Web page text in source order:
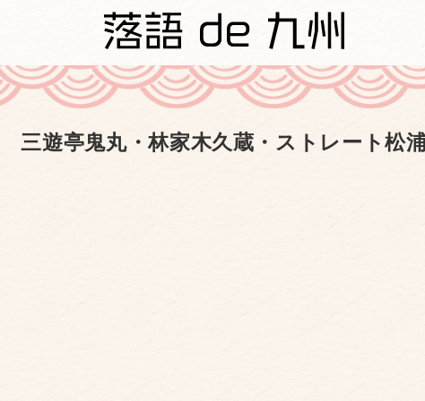
三遊亭鬼丸・林家木久蔵・ストレート松